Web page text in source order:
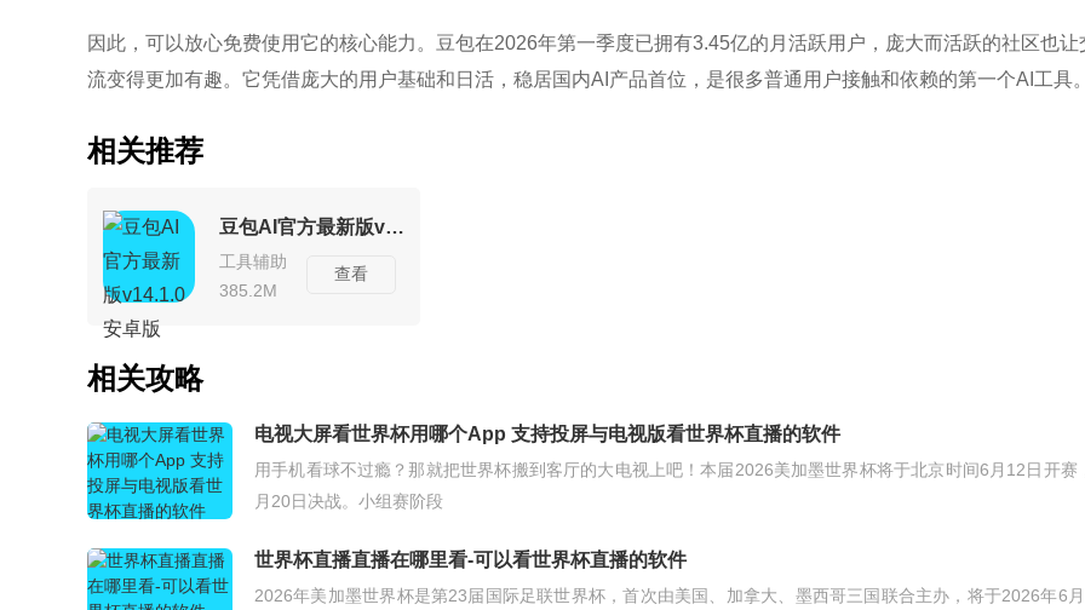
因此，可以放心免费使用它的核心能力。豆包在2026年第一季度已拥有3.45亿的月活跃用户，庞大而活跃的社区也让
流变得更加有趣。它凭借庞大的用户基础和日活，稳居国内AI产品首位，是很多普通用户接触和依赖的第一个AI工具。
相关推荐
豆包AI官方最新版v14.1.0 安卓版
工具辅助
385.2M
查看
相关攻略
电视大屏看世界杯用哪个App 支持投屏与电视版看世界杯直播的软件
用手机看球不过瘾？那就把世界杯搬到客厅的大电视上吧！本届2026美加墨世界杯将于北京时间6月12日开赛
月20日决战。小组赛阶段
世界杯直播直播在哪里看-可以看世界杯直播的软件
2026年美加墨世界杯是第23届国际足联世界杯，首次由美国、加拿大、墨西哥三国联合主办，将于2026年6月